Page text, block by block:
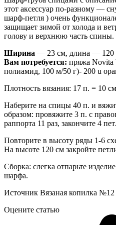
этот аксессуар по-разному —
шарф-петля ) очень
защищает зимой от холода и
голову и верхнюю часть спины.
Ширина — 23 см, длина — 120
Вам потребуется: пряжа Novita
полиамид, 100 м/50 г)- 200 u
Плотность вязания: 17 п. = 10 см
Наберите на спицы 40 п. и
образом: провяжите 3 п. с
раппорта 11 раз, закончите 4
Повторите в высоту ряды 1-6
На высоте 120 см закройте
Сборка: слегка отпарьте
шарфа.
Источник Вязаная копилка
Оцените статью